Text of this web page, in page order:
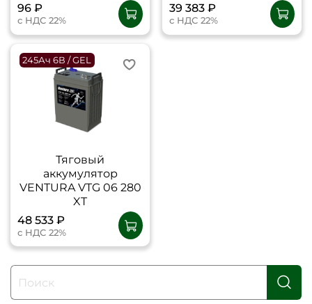
96 ₽
с НДС 22%
39 383 ₽
с НДС 22%
245Ач 6В / GEL
Тяговый
аккумулятор
VENTURA VTG 06 280
XT
48 533 ₽
с НДС 22%